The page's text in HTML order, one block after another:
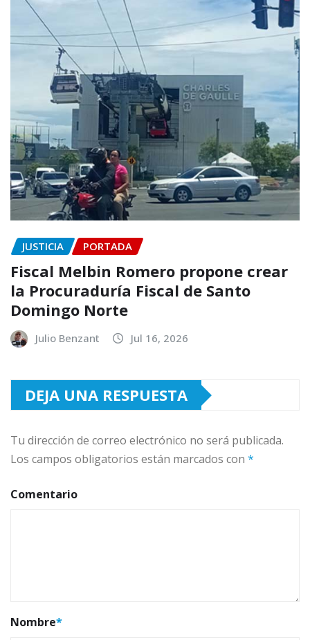
JUSTICIA PORTADA
Fiscal Melbin Romero propone crear
la Procuraduría Fiscal de Santo
Domingo Norte
Julio Benzant Jul 16, 2026
DEJA UNA RESPUESTA
Tu dirección de correo electrónico no será publicada.
Los campos obligatorios están marcados con *
Comentario
Nombre*